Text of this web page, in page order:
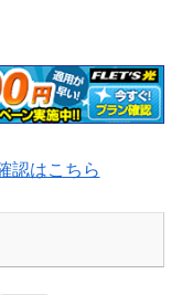
認はこちら